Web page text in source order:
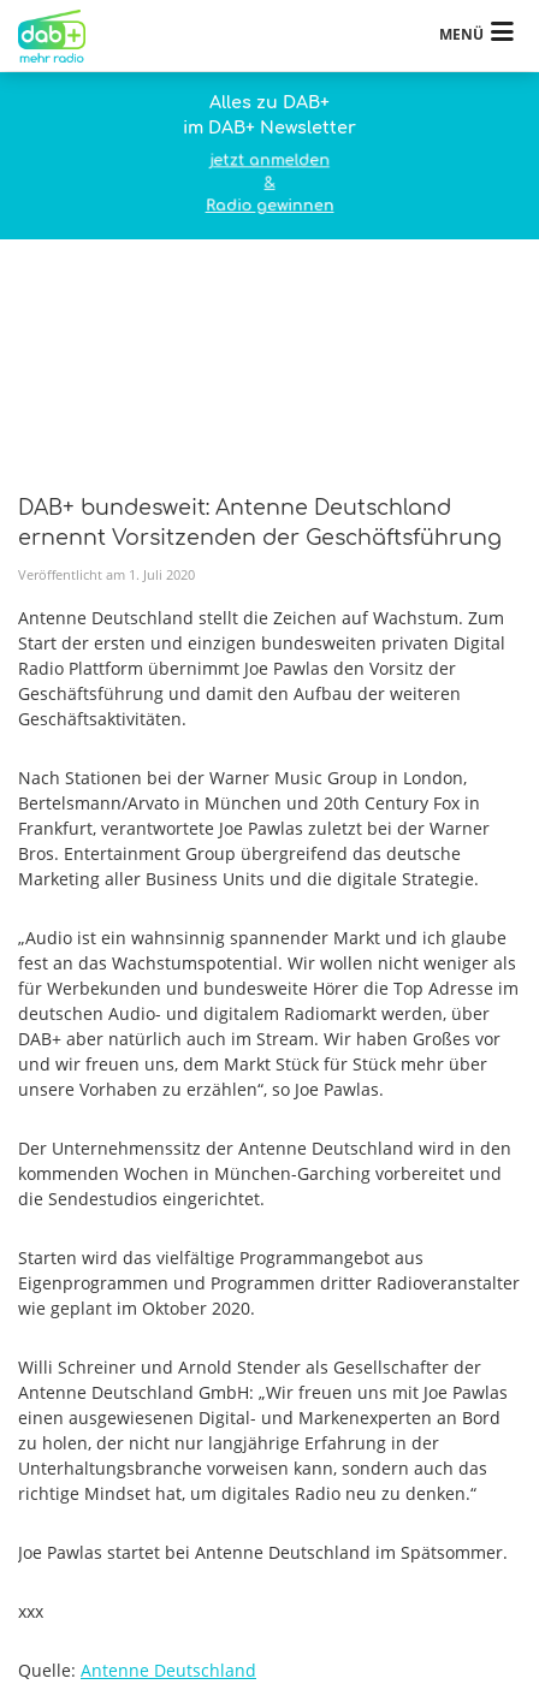
MENÜ
Alles zu DAB+
im DAB+ Newsletter
jetzt anmelden
&
Radio gewinnen
DAB+ bundesweit: Antenne Deutschland
ernennt Vorsitzenden der Geschäftsführung
Veröffentlicht am 1 . Juli 2020
Antenne Deutschland stellt die Zeichen auf Wachstum. Zum
Start der ersten und einzigen bundesweiten privaten Digital
Radio Plattform übernimmt Joe Pawlas den Vorsitz der
Geschäftsführung und damit den Aufbau der weiteren
Geschäftsaktivitäten.
Nach Stationen bei der Warner Music Group in London,
Bertelsmann/Arvato in München und 20th Century Fox in
Frankfurt, verantwortete Joe Pawlas zuletzt bei der Warner
Bros. Entertainment Group übergreifend das deutsche
Marketing aller Business Units und die digitale Strategie.
„Audio ist ein wahnsinnig spannender Markt und ich glaube
fest an das Wachstumspotential. Wir wollen nicht weniger als
für Werbekunden und bundesweite Hörer die Top Adresse im
deutschen Audio- und digitalem Radiomarkt werden, über
DAB+ aber natürlich auch im Stream. Wir haben Großes vor
und wir freuen uns, dem Markt Stück für Stück mehr über
unsere Vorhaben zu erzählen“, so Joe Pawlas.
Der Unternehmenssitz der Antenne Deutschland wird in den
kommenden Wochen in München-Garching vorbereitet und
die Sendestudios eingerichtet.
Starten wird das vielfältige Programmangebot aus
Eigenprogrammen und Programmen dritter Radioveranstalter
wie geplant im Oktober 2020.
Willi Schreiner und Arnold Stender als Gesellschafter der
Antenne Deutschland GmbH: „Wir freuen uns mit Joe Pawlas
einen ausgewiesenen Digital- und Markenexperten an Bord
zu holen, der nicht nur langjährige Erfahrung in der
Unterhaltungsbranche vorweisen kann, sondern auch das
richtige Mindset hat, um digitales Radio neu zu denken.“
Joe Pawlas startet bei Antenne Deutschland im Spätsommer.
xxx
Quelle: Antenne Deutschland